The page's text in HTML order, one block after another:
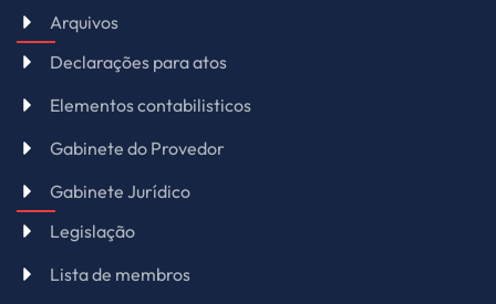
Arquivos
Declarações para atos
Elementos contabilisticos
Gabinete do Provedor
Gabinete Jurídico
Legislação
Lista de membros